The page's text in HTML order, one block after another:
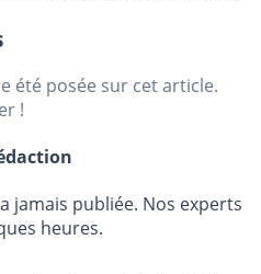
été posée sur cet article.
!
jamais publiée. Nos experts
heures.